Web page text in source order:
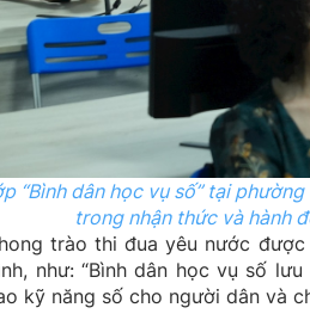
“Bình dân học vụ số” tại
trong nhận thức và hành
trào thi đua yêu nước
như: “Bình dân học vụ số
kỹ năng số cho người dân và